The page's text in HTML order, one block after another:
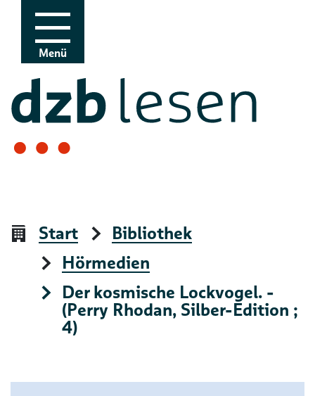
Zur Navigation
Zum Inhalt
Menü
Start
Bibliothek
Hörmedien
Der kosmische Lockvogel. -
(Perry Rhodan, Silber-Edition ;
4)